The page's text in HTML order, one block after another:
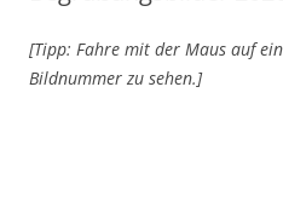
[Tipp: Fahre mit der Maus auf
Bildnummer zu sehen.]